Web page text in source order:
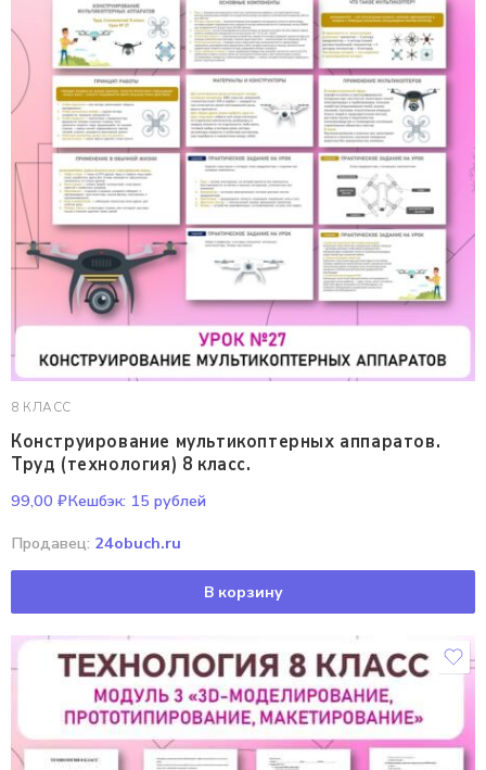
8 КЛАСС
Конструирование мультикоптерных аппаратов.
Труд (технология) 8 класс.
99,00 ₽Кешбэк: 15 рублей
Продавец: 24obuch.ru
В корзину